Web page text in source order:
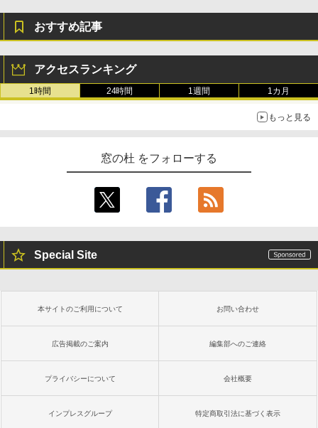
おすすめ記事
アクセスランキング
1時間 24時間 1週間 1カ月
もっと見る
窓の杜 をフォローする
Special Site
本サイトのご利用について お問い合わせ
広告掲載のご案内 編集部へのご連絡
プライバシーについて 会社概要
インプレスグループ 特定商取引法に基づく表示